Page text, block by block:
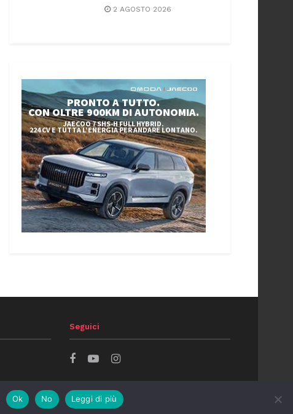
2 AGOSTO 2026
Seguici
Ok No Leggi di più